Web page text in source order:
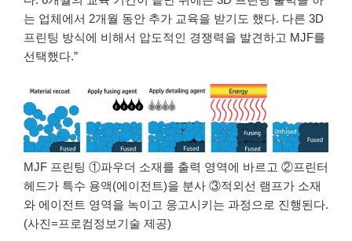
는 업체에서 2개월 동안 추가 교육을 받기도 했다. 다른 3D
프린팅 방식에 비해서 압도적인 경쟁력을 발견하고 MJF를
선택했다.”
MJF 프린팅 ①파우더 소재를 출력 영역에 바르고 ②프린터
헤드가 특수 용액(에이전트)을 분사 ③적외선 램프가 소재
와 에이전트 영역을 녹이고 응고시키는 과정으로 진행된다.
(사진=프로컴정보기술 제공)